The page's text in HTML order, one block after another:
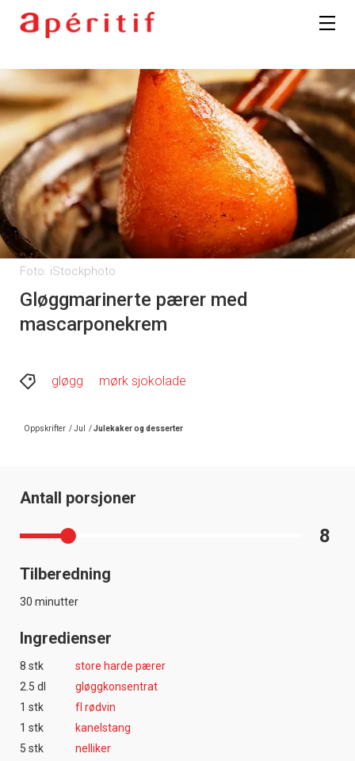
Foto: iStockphoto
Gløggmarinerte pærer med
mascarponekrem
gløgg mørk sjokolade
Oppskrifter /Jul /Julekaker og desserter
Antall porsjoner
8
Tilberedning
30 minutter
Ingredienser
8 stk
store harde pærer
2.5 dl
gløggkonsentrat
1 stk
fl rødvin
1 stk
kanelstang
5 stk
nelliker